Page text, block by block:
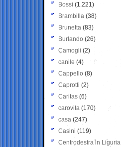
Bossi (1.221)
Brambilla (38)
Brunetta (83)
Burlando (26)
Camogli (2)
canile (4)
Cappello (8)
Caprotti (2)
Caritas (6)
carovita (170)
casa (247)
Casini (119)
Centrodestra in Liguria